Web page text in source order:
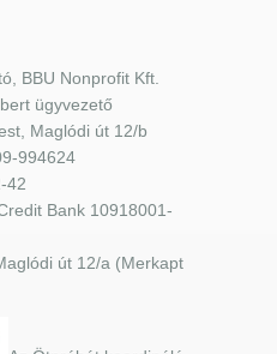
BBU Nonprofit Kft.
ügyvezető
Maglódi út 12/b
994624
42
Bank 10918001-
út 12/a (Merkapt